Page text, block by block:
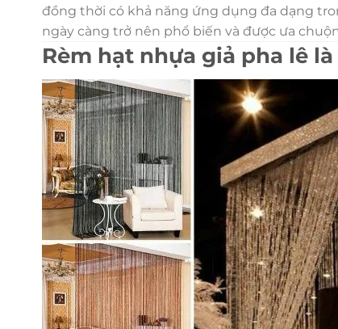
đồng thời có khả năng ứng dụng đa dạng
ngày càng trở nên phổ biến và được ưa
Rèm hạt nhựa giả pha lê là